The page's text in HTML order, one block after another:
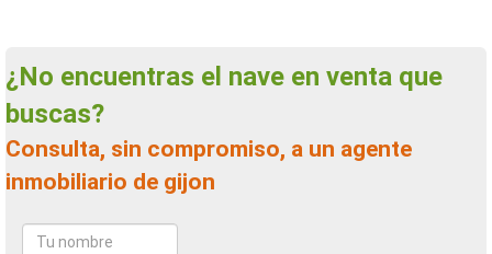
¿No encuentras el nave en venta que
buscas?
Consulta, sin compromiso, a un agente
inmobiliario de gijon